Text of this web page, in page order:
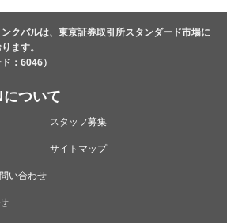
クバルは、東京証券取引所スタンダード市場に
ます。
：6046）
ついて
スタッフ募集
サイトマップ
い合わせ